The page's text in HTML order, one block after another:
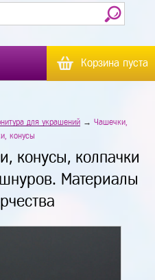
Корзина пуста
для украшений → Чашечки,
конусы
конусы, колпачки
Материалы